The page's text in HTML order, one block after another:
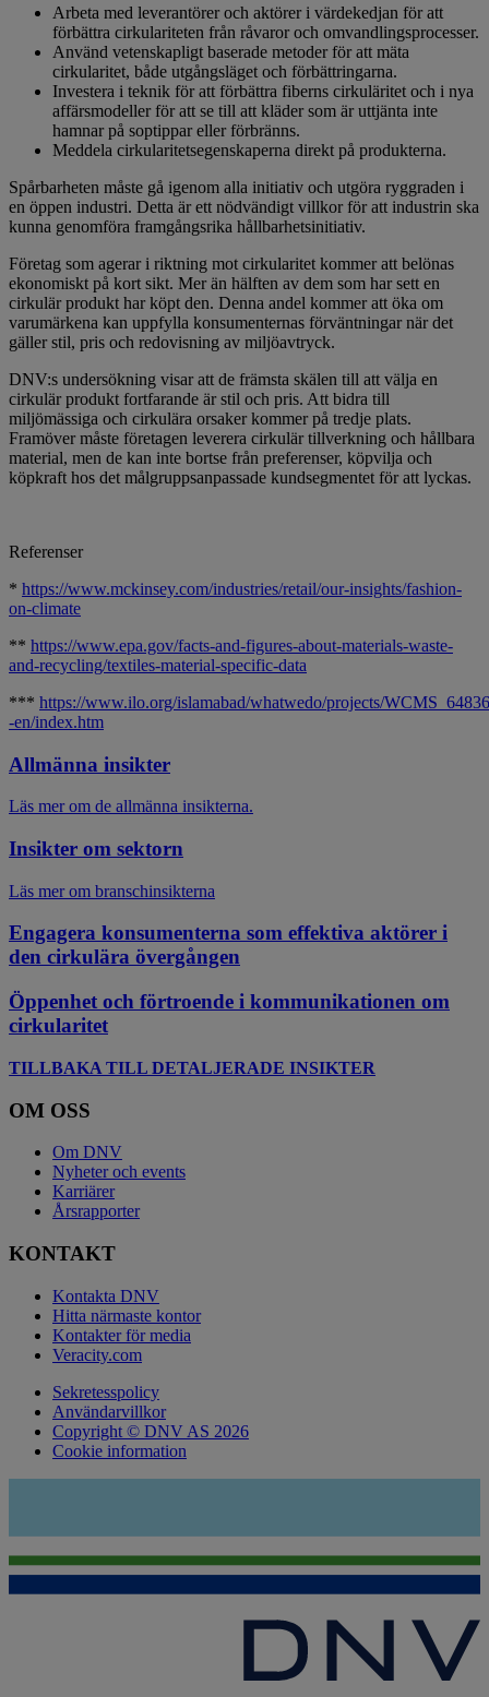
Arbeta med leverantörer och aktörer i värdekedjan för att
förbättra cirkulariteten från råvaror och omvandlingsprocesser.
Använd vetenskapligt baserade metoder för att mäta
cirkularitet, både utgångsläget och förbättringarna.
Investera i teknik för att förbättra fiberns cirkuläritet och i nya
affärsmodeller för att se till att kläder som är uttjänta inte
hamnar på soptippar eller förbränns.
Meddela cirkularitetsegenskaperna direkt på produkterna.
Spårbarheten måste gå igenom alla initiativ och utgöra ryggraden i
en öppen industri. Detta är ett nödvändigt villkor för att industrin ska
kunna genomföra framgångsrika hållbarhetsinitiativ.
Företag som agerar i riktning mot cirkularitet kommer att belönas
ekonomiskt på kort sikt. Mer än hälften av dem som har sett en
cirkulär produkt har köpt den. Denna andel kommer att öka om
varumärkena kan uppfylla konsumenternas förväntningar när det
gäller stil, pris och redovisning av miljöavtryck.
DNV:s undersökning visar att de främsta skälen till att välja en
cirkulär produkt fortfarande är stil och pris. Att bidra till
miljömässiga och cirkulära orsaker kommer på tredje plats.
Framöver måste företagen leverera cirkulär tillverkning och hållbara
material, men de kan inte bortse från preferenser, köpvilja och
köpkraft hos det målgruppsanpassade kundsegmentet för att lyckas.
Referenser
* https://www.mckinsey.com/industries/retail/our-insights/fashion-
on-climate
** https://www.epa.gov/facts-and-figures-about-materials-waste-
and-recycling/textiles-material-specific-data
*** https://www.ilo.org/islamabad/whatwedo/projects/
-en/index.htm
Allmänna insikter
Läs mer om de allmänna insikterna.
Insikter om sektorn
Läs mer om branschinsikterna
Engagera konsumenterna som effektiva aktörer i
den cirkulära övergången
Öppenhet och förtroende i kommunikationen om
cirkularitet
TILLBAKA TILL DETALJERADE INSIKTER
OM OSS
Om DNV
Nyheter och events
Karriärer
Årsrapporter
KONTAKT
Kontakta DNV
Hitta närmaste kontor
Kontakter för media
Veracity.com
Sekretesspolicy
Användarvillkor
Copyright © DNV AS 2026
Cookie information